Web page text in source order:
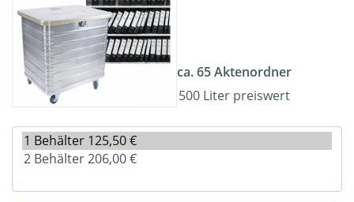
ca. 65 Aktenordner
500 Liter preiswert